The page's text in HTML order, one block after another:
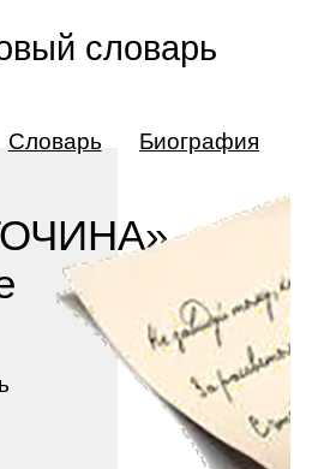
словарь
Словарь Биография